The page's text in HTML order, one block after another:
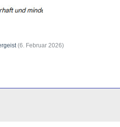
(6. Februar 2026)